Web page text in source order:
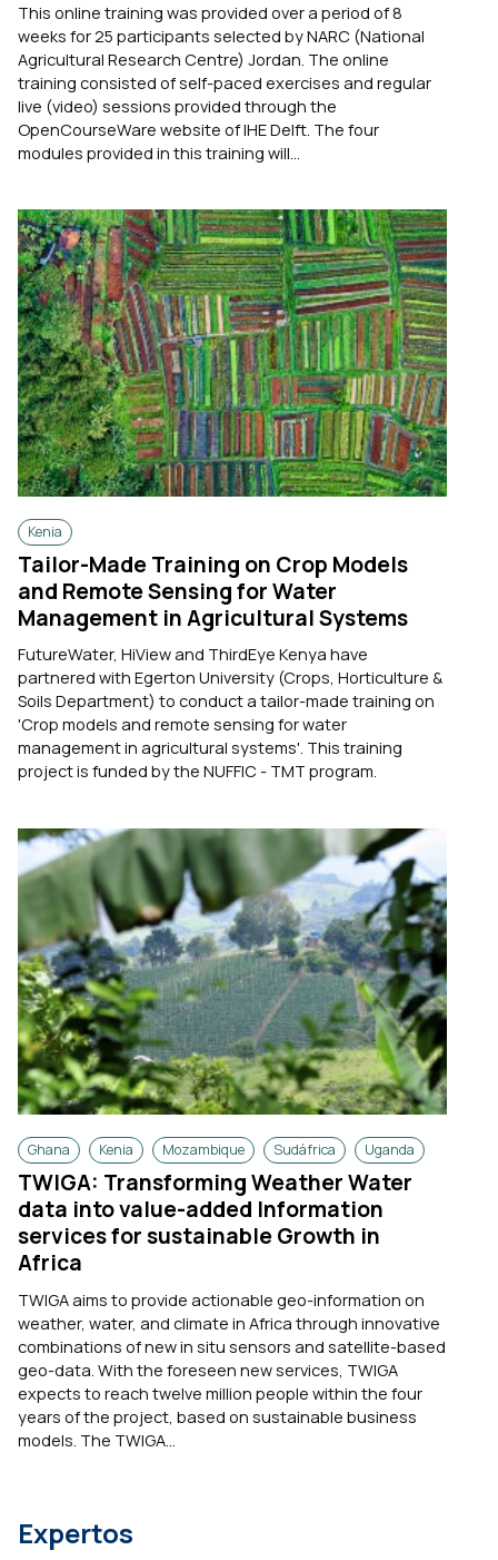
This online training was provided over a period of 8
weeks for 25 participants selected by NARC (National
Agricultural Research Centre) Jordan. The online
training consisted of self-paced exercises and regular
live (video) sessions provided through the
OpenCourseWare website of IHE Delft. The four
modules provided in this training will...
Kenia
Tailor-Made Training on Crop Models
and Remote Sensing for Water
Management in Agricultural Systems
FutureWater, HiView and ThirdEye Kenya have
partnered with Egerton University (Crops, Horticulture &
Soils Department) to conduct a tailor-made training on
'Crop models and remote sensing for water
management in agricultural systems'. This training
project is funded by the NUFFIC - TMT program.
Ghana Kenia Mozambique Sudáfrica Uganda
TWIGA: Transforming Weather Water
data into value-added Information
services for sustainable Growth in
Africa
TWIGA aims to provide actionable geo-information on
weather, water, and climate in Africa through innovative
combinations of new in situ sensors and satellite-based
geo-data. With the foreseen new services, TWIGA
expects to reach twelve million people within the four
years of the project, based on sustainable business
models. The TWIGA...
Expertos